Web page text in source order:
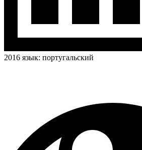
2016 язык: португальский